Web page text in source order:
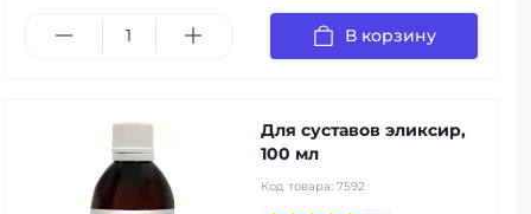
В корзину
Для суставов эликсир,
100 мл
Код товара: 7592